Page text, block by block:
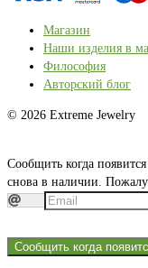
Магазин
Наши изделия в
Философия
Авторский блог
© 2026 Extreme Jewelry
Сообщить когда появится
снова в наличии.
Сообщить когда